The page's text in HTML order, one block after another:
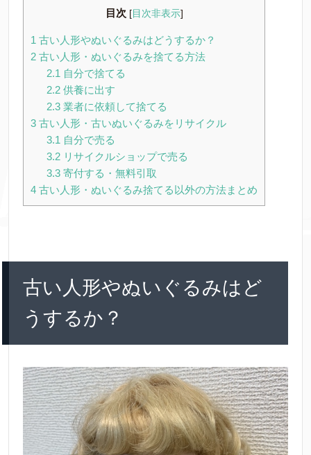
目次 [目次非表示]
1 古い人形やぬいぐるみはどうするか？
2 古い人形・ぬいぐるみを捨てる方法
2.1 自分で捨てる
2.2供養に出す
2.3業者に依頼して捨てる
3 古い人形・古いぬいぐるみをリサイクル
3.1 自分で売る
3.2リサイクルショップで売る
3.3寄付する・無料引取
4 古い人形・ぬいぐるみ捨てる以外の方法まとめ
古い人形やぬいぐるみはど
うするか？